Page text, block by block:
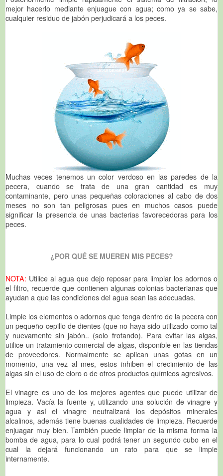
mejor hacerlo mediante enjuague con agua; como ya se sabe,
cualquier residuo de jabón perjudicará a los peces.
Muchas veces tenemos un color verdoso en las paredes de la
pecera, cuando se trata de una gran cantidad es muy
contaminante, pero unas pequeñas coloraciones al cabo de dos
meses no son tan peligrosas pues en muchos casos puede
significar la presencia de unas bacterias favorecedoras para los
peces.
¿POR QUÉ SE MUEREN MIS PECES?
NOTA: Utilice al agua que dejo reposar para limpiar los adornos o
el filtro, recuerde que contienen algunas colonias bacterianas que
ayudan a que las condiciones del agua sean las adecuadas.
Limpie los elementos o adornos que tenga dentro de la pecera con
un pequeño cepillo de dientes (que no haya sido utilizado como tal
y nuevamente sin jabón.. (solo frotando). Para evitar las algas,
utilice un tratamiento comercial de algas, disponible en las tiendas
de proveedores. Normalmente se aplican unas gotas en un
momento, una vez al mes, estos inhiben el crecimiento de las
algas sin el uso de cloro o de otros productos químicos agresivos.
El vinagre es uno de los mejores agentes que puede utilizar de
limpieza. Vacía la fuente y, utilizando una solución de vinagre y
agua y así el vinagre neutralizará los depósitos minerales
alcalinos, además tiene buenas cualidades de limpieza. Recuerde
enjuagar muy bien. También puede limpiar de la misma forma la
bomba de agua, para lo cual podrá tener un segundo cubo en el
cual la dejará funcionando un rato para que se limpie
internamente.